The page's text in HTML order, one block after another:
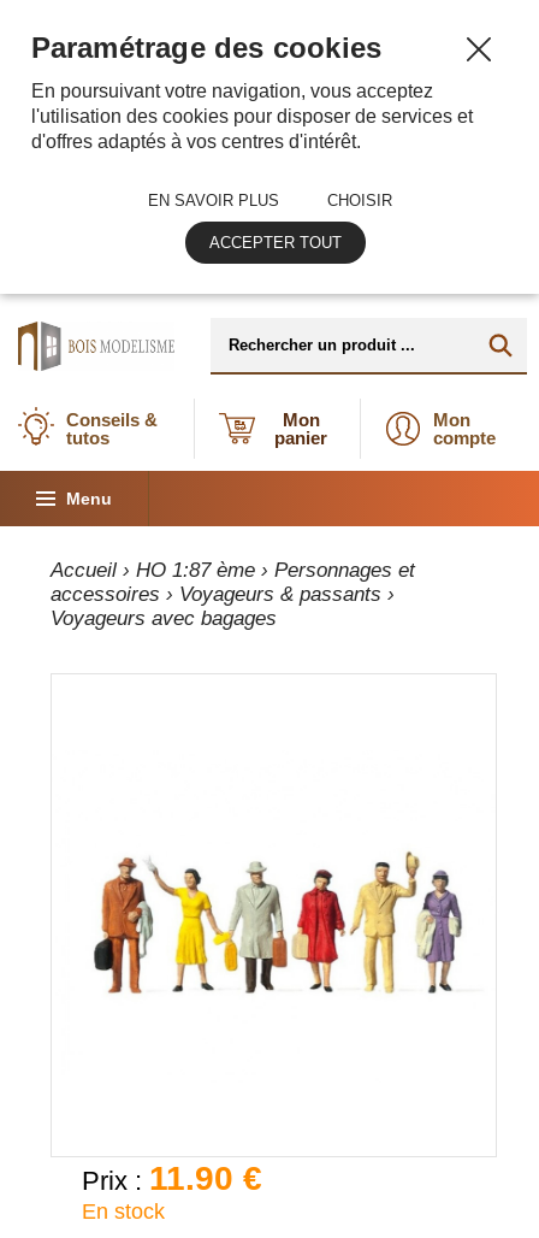
Conseils &
tutos
Mon
panier
Mon
compte
Menu
Accueil ›HO 1:87 ème ›Personnages et
accessoires › Voyageurs & passants ›
Voyageurs avec bagages
Prix : 11.90 €
En stock
Paramétrage des cookies
En poursuivant votre navigation, vous acceptez
l'utilisation des cookies pour disposer de services et
d'offres adaptés à vos centres d'intérêt.
EN SAVOIR PLUS CHOISIR
ACCEPTER TOUT